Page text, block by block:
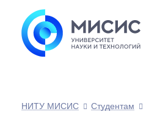
НИТУ МИСИС Студентам